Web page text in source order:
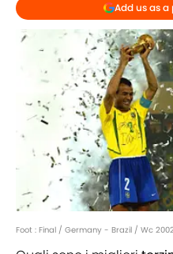
Add us as
Foot : Final / Germany - Brazil / Wc